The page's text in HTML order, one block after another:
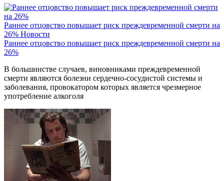
Раннее отцовство повышает риск преждевременной смерти на
26% Новости
Раннее отцовство повышает риск преждевременной смерти на
26%
В большинстве случаев, виновниками преждевременной
смерти являются болезни сердечно-сосудистой системы и
заболевания, провокатором которых является чрезмерное
употребление алкоголя